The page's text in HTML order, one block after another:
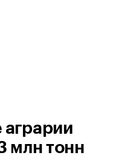
аграрии
млн тонн